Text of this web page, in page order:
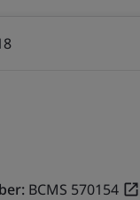
BCMS 570154